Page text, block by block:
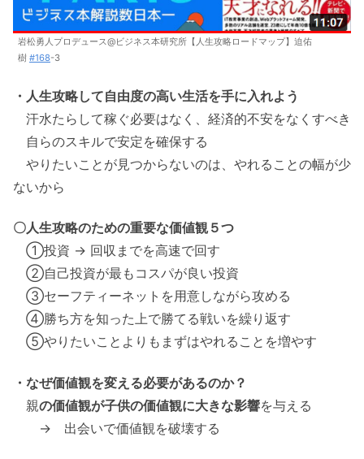
岩松勇人プロデュース@ビジネス本研究所【人生攻略ロードマップ】迫佑
樹 #168-3
・人生攻略して自由度の高い生活を手に入れよう
汗水たらして稼ぐ必要はなく、経済的不安をなくすべき
自らのスキルで安定を確保する
やりたいことが見つからないのは、やれることの幅が少
ないから
〇人生攻略のための重要な価値観５つ
①投資 → 回収までを高速で回す
②自己投資が最もコスパが良い投資
③セーフティーネットを用意しながら攻める
④勝ち方を知った上で勝てる戦いを繰り返す
⑤やりたいことよりもまずはやれることを増やす
・なぜ価値観を変える必要があるのか？
親の価値観が子供の価値観に大きな影響を与える
→ 出会いで価値観を破壊する